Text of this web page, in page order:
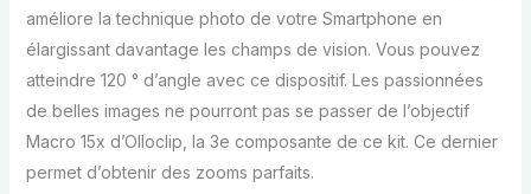
améliore la technique photo de votre Smartphone en
élargissant davantage les champs de vision. Vous pouvez
atteindre 120 ° d’angle avec ce dispositif. Les passionnées
de belles images ne pourront pas se passer de l’objectif
Macro 15x d’Olloclip, la 3e composante de ce kit. Ce dernier
permet d’obtenir des zooms parfaits.